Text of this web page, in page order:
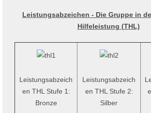
Leistungsabzeichen - Die Gruppe in
Hilfeleistung (THL)
Leistungsabzeich
en THL Stufe 1:
Bronze
Leistungsabzeich
en THL Stufe 2:
Silber